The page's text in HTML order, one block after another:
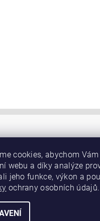
cookies, abychom
webu a díky analýze
jeho funkce, výkon a
ochrany osobních údajů.